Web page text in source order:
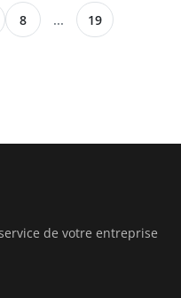
8 ... 19
de votre entreprise